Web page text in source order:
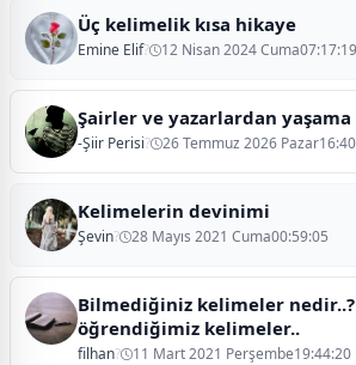
Üç kelimelik kısa hikaye
Emine Elif? 12 Nisan 2024 Cuma07:17:19
Şairler ve yazarlardan
-Şiir Perisi? 26 Temmuz 2026
Kelimelerin devinimi
Şevin? 28 Mayıs 2021 Cuma00:59:05
Bilmediğiniz kelimeler
öğrendiğimiz kelimeler..
filhan? 11 Mart 2021 Perşembe19:44:20